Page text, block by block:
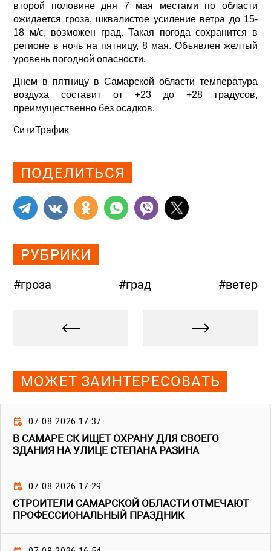
второй половине дня 7 мая местами по области
ожидается гроза, шквалистое усиление ветра до 15-
18 м/с, возможен град. Такая погода сохранится в
регионе в ночь на пятницу, 8 мая. Объявлен желтый
уровень погодной опасности.
Днем в пятницу в Самарской области температура
воздуха составит от +23 до +28 градусов,
преимущественно без осадков.
СитиТрафик
ПОДЕЛИТЬСЯ
РУБРИКИ
#гроза #град #ветер
МОЖЕТ ЗАИНТЕРЕСОВАТЬ
07.08.2026 17:37
В САМАРЕ СК ИЩЕТ ОХРАНУ ДЛЯ СВОЕГО
ЗДАНИЯ НА УЛИЦЕ СТЕПАНА РАЗИНА
07.08.2026 17:29
СТРОИТЕЛИ САМАРСКОЙ ОБЛАСТИ ОТМЕЧАЮТ
ПРОФЕССИОНАЛЬНЫЙ ПРАЗДНИК